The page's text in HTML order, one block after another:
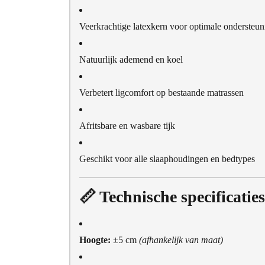
Veerkrachtige latexkern voor optimale
Natuurlijk ademend en koel
Verbetert ligcomfort op bestaande matrassen
Afritsbare en wasbare tijk
Geschikt voor alle slaaphoudingen en bedtypes
📏 Technische specificaties
Hoogte: ±5 cm (afhankelijk van maat)